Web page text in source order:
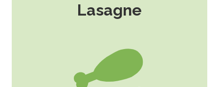
Lasagne